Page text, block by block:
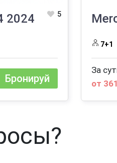
2024 5
Бронируй
7+1
За
от